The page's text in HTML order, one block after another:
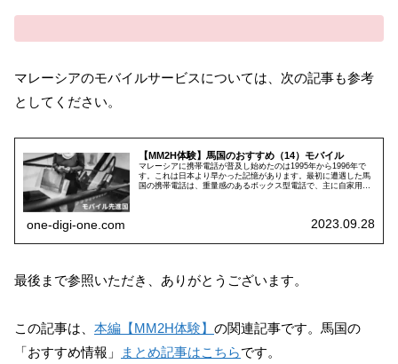
マレーシアのモバイルサービスについては、次の記事も参考
としてください。
【MM2H体験】馬国のおすすめ（14）モバイル
マレーシアに携帯電話が普及し始めたのは1995年から1996年で
す。これは日本より早かった記憶があります。最初に遭遇した馬
国の携帯電話は、重量感のあるボックス型電話で、主に自家用車
one-digi-one.com 2023.09.28
最後まで参照いただき、ありがとうございます。
この記事は、 本編【MM2H体験】 の関連記事です。馬国の
「おすすめ情報」
まとめ記事はこちらです。